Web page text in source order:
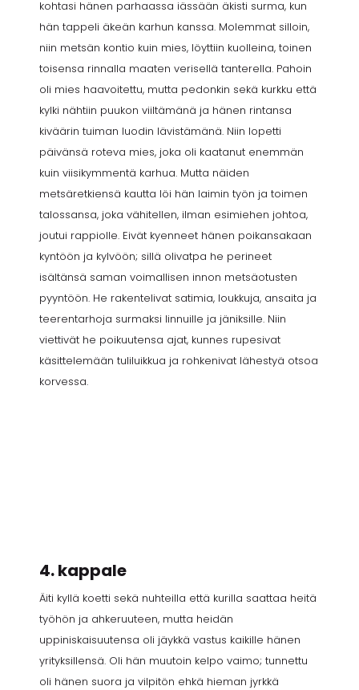
kohtasi hänen parhaassa iässään äkisti surma, kun
hän tappeli äkeän karhun kanssa. Molemmat silloin,
niin metsän kontio kuin mies, löyttiin kuolleina, toinen
toisensa rinnalla maaten verisellä tanterella. Pahoin
oli mies haavoitettu, mutta pedonkin sekä kurkku että
kylki nähtiin puukon viiltämänä ja hänen rintansa
kiväärin tuiman luodin lävistämänä. Niin lopetti
päivänsä roteva mies, joka oli kaatanut enemmän
kuin viisikymmentä karhua. Mutta näiden
metsäretkiensä kautta löi hän laimin työn ja toimen
talossansa, joka vähitellen, ilman esimiehen johtoa,
joutui rappiolle. Eivät kyenneet hänen poikansakaan
kyntöön ja kylvöön; sillä olivatpa he perineet
isältänsä saman voimallisen innon metsäotusten
pyyntöön. He rakentelivat satimia, loukkuja, ansaita ja
teerentarhoja surmaksi linnuille ja jäniksille. Niin
viettivät he poikuutensa ajat, kunnes rupesivat
käsittelemään tuliluikkua ja rohkenivat lähestyä otsoa
korvessa.
4. kappale
Äiti kyllä koetti sekä nuhteilla että kurilla saattaa heitä
työhön ja ahkeruuteen, mutta heidän
uppiniskaisuutensa oli jäykkä vastus kaikille hänen
yrityksillensä. Oli hän muutoin kelpo vaimo; tunnettu
oli hänen suora ja vilpitön ehkä hieman jyrkkä